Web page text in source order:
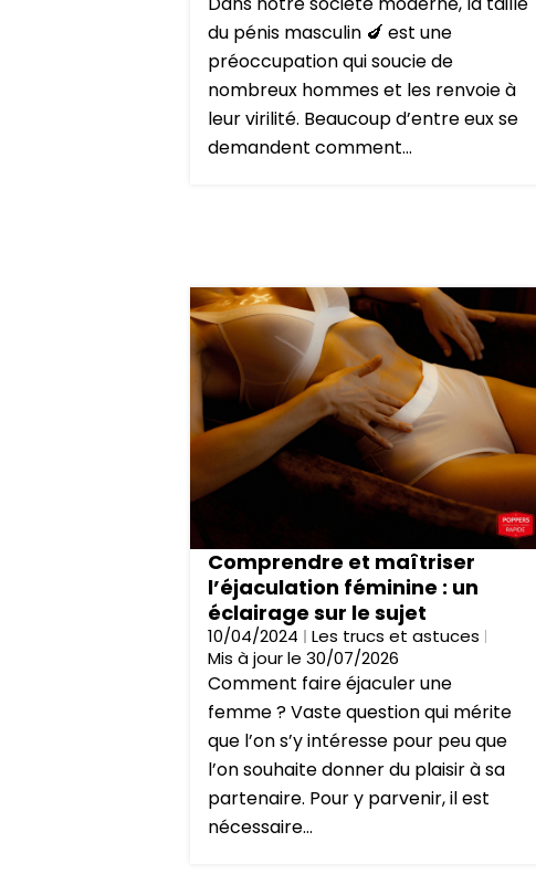
du pénis masculin 🍆 est une
préoccupation qui soucie de
nombreux hommes et les renvoie à
leur virilité. Beaucoup d’entre eux se
demandent comment...
Comprendre et maîtriser
l’éjaculation féminine : un
éclairage sur le sujet
10/04/2024
Les trucs et astuces
Mis à jour le 30/07/2026
Comment faire éjaculer une
femme ? Vaste question qui mérite
que l’on s’y intéresse pour peu que
l’on souhaite donner du plaisir à sa
partenaire. Pour y parvenir, il est
nécessaire...